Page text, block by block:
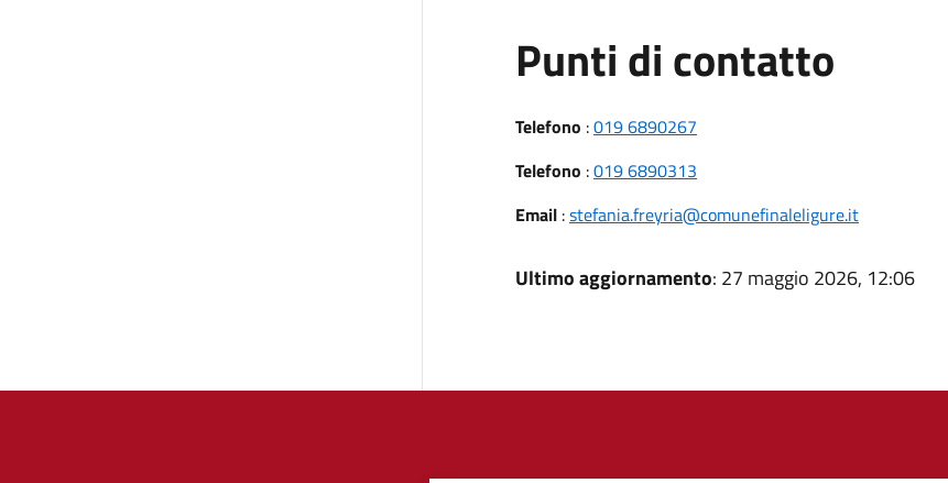
Punti di contatto
Telefono :019 6890267
Telefono :019 6890313
Email:stefania.freyria@comunefinaleligure.it
Ultimo aggiornamento: 27 maggio 2026, 12:06